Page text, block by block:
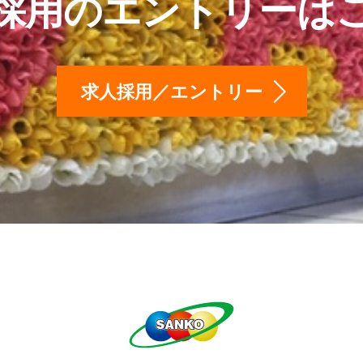
用のエントリーは
求人採用／エントリー